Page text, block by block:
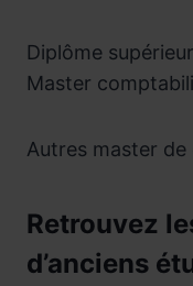
Diplôme
Master
Autres master de
Retrouvez
d’anciens